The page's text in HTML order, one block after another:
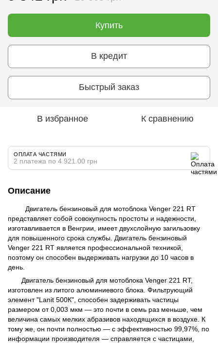
Купить
В кредит
Быстрый заказ
В избранное К сравнению
ОПЛАТА ЧАСТЯМИ
2 платежа по 4 921.00 грн
Описание
Двигатель бензиновый для мотоблока Venger 221 RT
представляет собой совокупность простоты и надежности,
изготавливается в Венгрии, имеет двухслойную загильзовку
для повышенного срока службы. Двигатель бензиновый
Venger 221 RT является профессиональной техникой,
поэтому он способен выдерживать нагрузки до 10 часов в
день.
Двигатель бензиновый для мотоблока Venger 221 RT,
изготовлен из литого алюминиевого блока. Фильтрующий
элемент "Lanit 500К", способен задерживать частицы
размером от 0,003 мкм — это почти в семь раз меньше, чем
величина самых мелких абразивов находящихся в воздухе. К
тому же, он почти полностью — с эффективностью 99,97%, по
информации производителя — справляется с частицами,